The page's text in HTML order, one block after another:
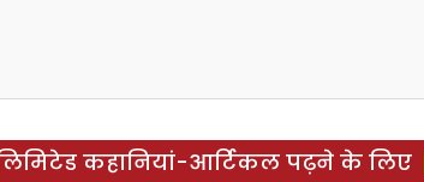
कहानियां-आर्टिकल पढ़ने के लिए